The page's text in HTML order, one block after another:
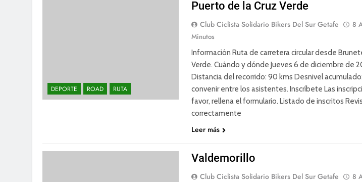
DEPORTE ROAD RUTA
Puerto de la Cruz Verde
Club Ciclista Solidario Bikers Del Sur Getafe 8
Minutos
Información Ruta de carretera circular desde
Verde. Cuándo y dónde Jueves 6 de diciembre de
Distancia del recorrido: 90 kms Desnivel
convenir entre los asistentes. Inscríbete Las
favor, rellena el formulario. Listado de inscritos
correctamente
Leer más
Valdemorillo
Club Ciclista Solidario Bikers Del Sur Getafe 8